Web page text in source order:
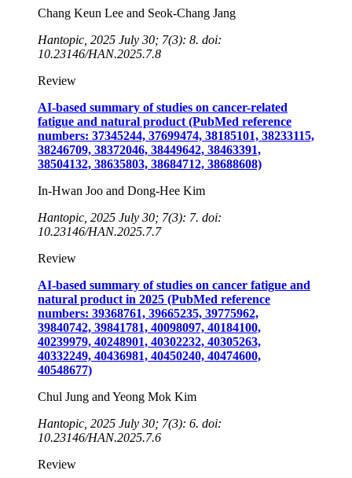
Chang Keun Lee and Seok-Chang Jang
Hantopic, 2025 July 30; 7(3): 8. doi:
10.23146/HAN.2025.7.8
Review
AI-based summary of studies on cancer-related
fatigue and natural product (PubMed reference
numbers: 37345244, 37699474, 38185101, 38233115,
38246709, 38372046, 38449642, 38463391,
38504132, 38635803, 38684712, 38688608)
In-Hwan Joo and Dong-Hee Kim
Hantopic, 2025 July 30; 7(3): 7. doi:
10.23146/HAN.2025.7.7
Review
AI-based summary of studies on cancer fatigue and
natural product in 2025 (PubMed reference
numbers: 39368761, 39665235, 39775962,
39840742, 39841781, 40098097, 40184100,
40239979, 40248901, 40302232, 40305263,
40332249, 40436981, 40450240, 40474600,
40548677)
Chul Jung and Yeong Mok Kim
Hantopic, 2025 July 30; 7(3): 6. doi:
10.23146/HAN.2025.7.6
Review